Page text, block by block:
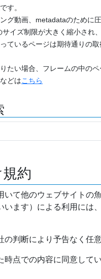
す。
グ動画、metadataのために
イズ制限が大きく縮小され
ているページは期待通りの
たい場合、フレームの中の
どはこちら
約
いて他のウェブサイト
います）による利用には
の判断により予告なく任
時点での内容に同意して